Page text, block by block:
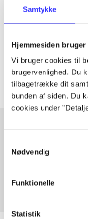
Samtykke
Hjemmesiden bruger
Vi bruger cookies til
brugervenlighed. Du
tilbagetrække dit
bunden af siden. Du
cookies under
Nødvendig
Funktionelle
Statistik
Tidsskrift
Artiklerne i handler
Artikler med